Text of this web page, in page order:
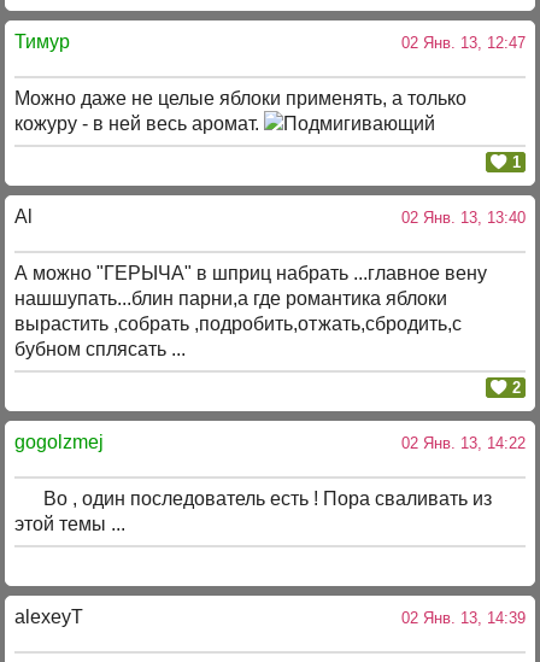
Тимур 02 Янв. 13, 12:47
Можно даже не целые яблоки применять, а только
кожуру - в ней весь аромат.
1
Al 02 Янв. 13, 13:40
А можно "ГЕРЫЧА" в шприц набрать ...главное вену
нашшупать...блин парни,а где романтика яблоки
вырастить ,собрать ,подробить,отжать,сбродить,с
бубном сплясать ...
2
gogolzmej 02 Янв. 13, 14:22
Во , один последователь есть ! Пора сваливать из
этой темы ...
alexeyT 02 Янв. 13, 14:39